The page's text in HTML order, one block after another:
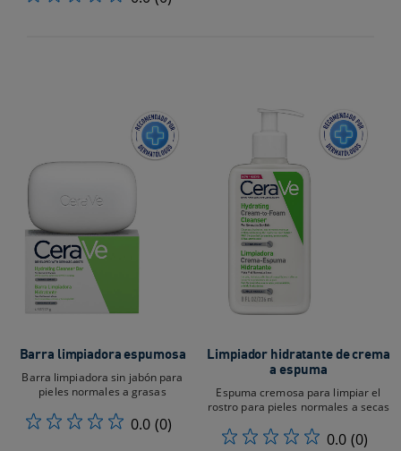
Barra limpiadora espumosa
Barra limpiadora sin jabón para
pieles normales a grasas
0.0 (0)
Limpiador hidratante de crema
a espuma
Espuma cremosa para limpiar el
rostro para pieles normales a secas
0.0 (0)